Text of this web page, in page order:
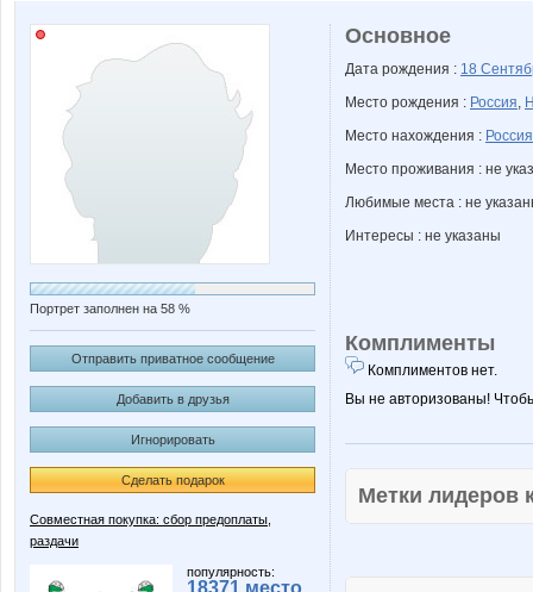
Портрет заполнен на 58 %
Отправить приватное сообщение
Добавить в друзья
Игнорировать
Сделать подарок
Совместная покупка: сбор предоплаты,
раздачи
популярность:
18371 место
Основное
Дата рождения : 18
Место рождения : Россия,
Место нахождения : Россия
Место проживания : не
Любимые места : не
Интересы : не указаны
Комплименты
Комплиментов нет.
Вы не авторизованы!
Метки